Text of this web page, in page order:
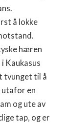
å lokke
hæren
Kaukasus
tvunget til å
uta­for en
og ute av
tap, og er